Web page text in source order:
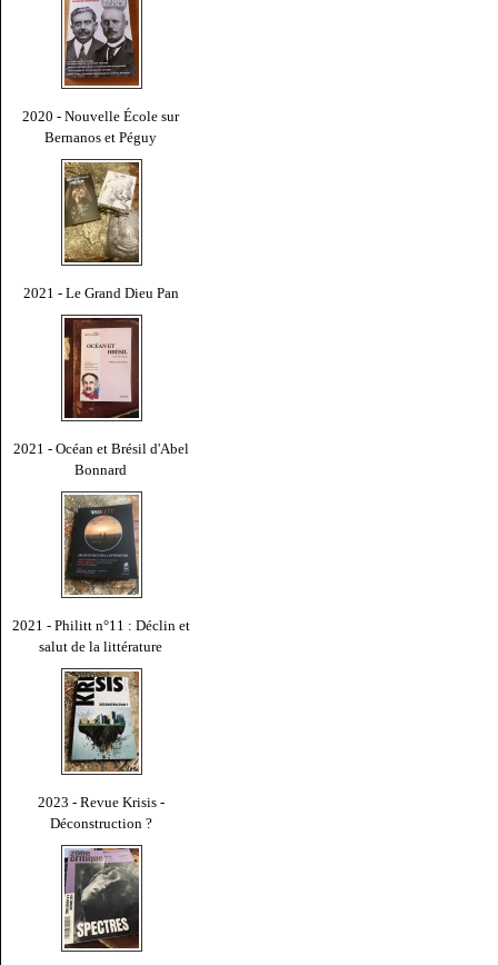
2020 - Nouvelle École sur
Bernanos et Péguy
2021 - Le Grand Dieu Pan
2021 - Océan et Brésil d'Abel
Bonnard
2021 - Philitt n°11 : Déclin et
salut de la littérature
2023 - Revue Krisis -
Déconstruction ?